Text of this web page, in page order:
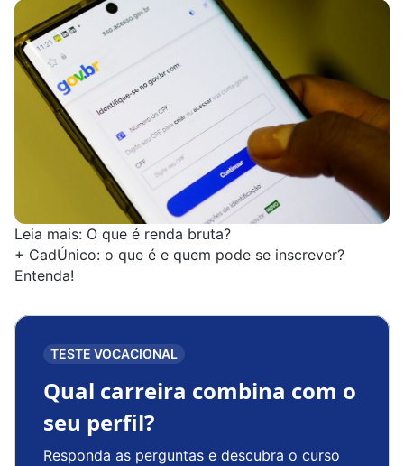
Leia mais: O que é renda bruta?
+ CadÚnico: o que é e quem pode se inscrever?
Entenda!
TESTE VOCACIONAL
Qual carreira combina com o
seu perfil?
Responda as perguntas e descubra o curso